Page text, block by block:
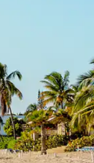
de pijltjestoetsen